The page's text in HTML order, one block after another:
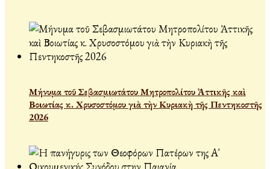
Μήνυμα τοῦ Σεβασμιωτάτου Μητροπολίτου Ἀττικῆς καὶ
Βοιωτίας κ. Χρυσοστόμου γιὰ τὴν Κυριακὴ τῆς Πεντηκοστῆς
2026